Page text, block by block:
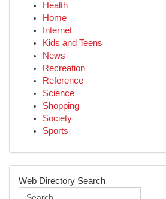
Health
Home
Internet
Kids and Teens
News
Recreation
Reference
Science
Shopping
Society
Sports
Web Directory Search